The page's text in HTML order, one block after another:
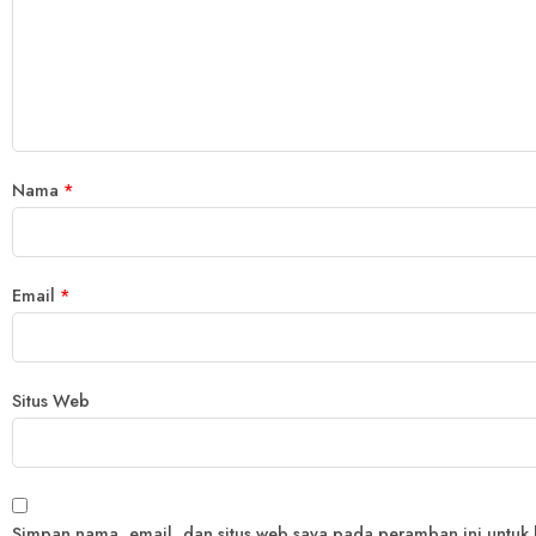
Nama *
Email *
Situs Web